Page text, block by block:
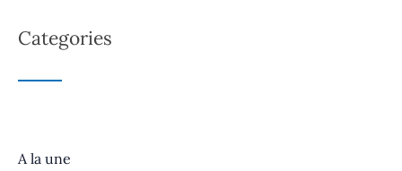
Categories
A la une